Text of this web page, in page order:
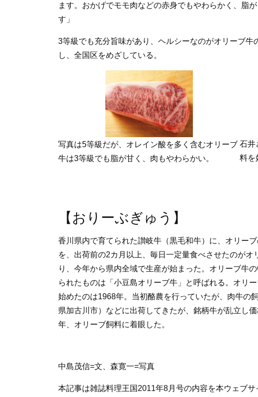
ます。おかげでモモ肉などの赤身でもやわらかく、脂
す」
3等級でも充分旨味があり、ヘルシーなのがオリーブ
し、全国区をめざしている。
写真は5等級だが、オレイン酸を多く含むオリーブ
牛は3等級でも脂が甘く、肉もやわらかい。
石井
料を
【おりーぶぎゅう】
香川県内で育てられた讃岐牛（黒毛和牛）に、オリー
を、出荷前の2カ月以上、毎日一定量食べさせたのがオ
り、今年から県内全域で生産が始まった。オリーブ牛
られたものは「小豆島オリーブ牛」と呼ばれる。オリ
始めたのは1968年。当初酪農を行っていたが、肉牛の
県加古川市）などに出荷してきたが、銘柄牛が乱立し
年、オリーブ飼料に着眼した。
中島茂信=文、森寛一=写真
本記事は雑誌料理王国2011年8月号の内容を本ウェブ